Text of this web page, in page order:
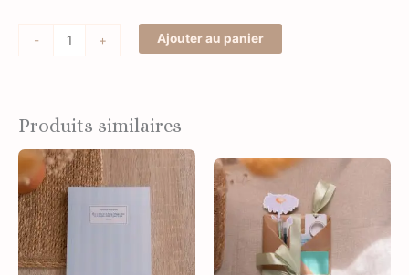
- + Ajouter au panier
Produits similaires